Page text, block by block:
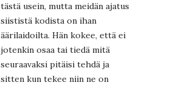
tästä usein, mutta meidän ajatus
siististä kodista on ihan
äärilaidoilta. Hän kokee, että ei
jotenkin osaa tai tiedä mitä
seuraavaksi pitäisi tehdä ja
sitten kun tekee niin ne on